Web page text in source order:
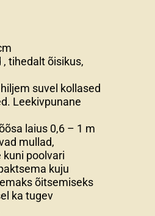
, tihedalt õisikus,
suvel kollased
Leekivpunane
laius 0,6 – 1 m
mullad,
kuni poolvari
kuju
õitsemiseks
ka tugev